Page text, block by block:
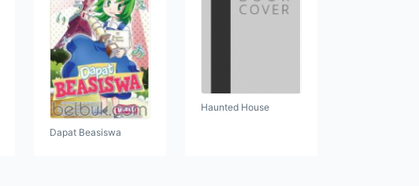
Dapat Beasiswa
Haunted House